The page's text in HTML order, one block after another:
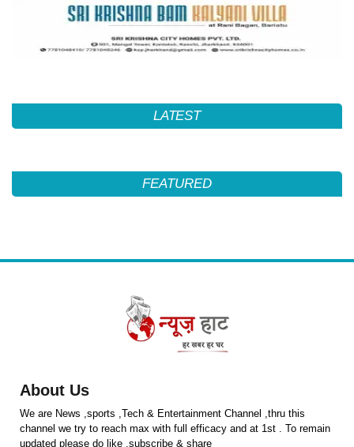
LATEST
FEATURED
About Us
We are News ,sports ,Tech & Entertainment Channel ,thru this
channel we try to reach max with full efficacy and at 1st . To remain
updated please do like ,subscribe & share